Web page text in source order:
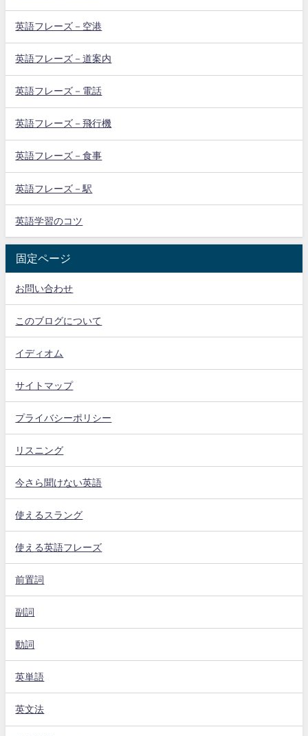
英語フレーズ－空港
英語フレーズ－道案内
英語フレーズ－電話
英語フレーズ－飛行機
英語フレーズ－食事
英語フレーズ－駅
英語学習のコツ
固定ページ
お問い合わせ
このブログについて
イディオム
サイトマップ
プライバシーポリシー
リスニング
今さら聞けない英語
使えるスラング
使える英語フレーズ
前置詞
副詞
動詞
英単語
英文法